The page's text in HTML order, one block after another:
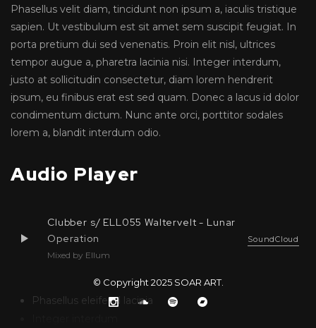
Phasellus velit diam, tincidunt non ipsum a, iaculis tristique
sapien. Ut vestibulum est sit amet sem suscipit feugiat. In
porta pretium dui sed venenatis. Proin elit nisl, ultrices
tempor augue a, pharetra lacinia nisi. Integer interdum,
justo at sollicitudin consectetur, diam lorem hendrerit
ipsum, eu finibus erat est sed quam. Donec a lacus id dolor
condimentum dictum. Nunc ante orci, porttitor sodales
lorem a, blandit interdum odio.
Audio Player
Clubber s/ ELL055 Waltervelt - Lunar
Operation
Mixed by Ellum
SoundCloud
Phasellus eleifend lacinia
© Copyright 2025 SOAR ART.